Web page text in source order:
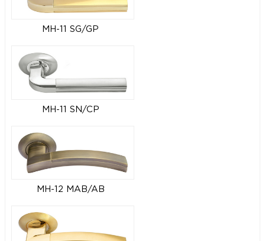
MH-11 SG/GP
MH-11 SN/CP
MH-12 MAB/AB